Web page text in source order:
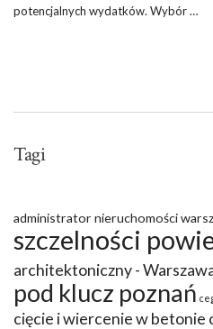
potencjalnych wydatków. Wybór …
Tagi
administrator nieruchomości
szczelności
architektoniczny -
pod klucz poznań
cięcie i wiercenie w betonie